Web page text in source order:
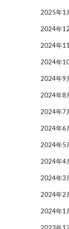
2025年1
2024年
2024年
2024年
2024年9
2024年8
2024年7
2024年6
2024年5
2024年4
2024年3
2024年2
2024年1
2023年